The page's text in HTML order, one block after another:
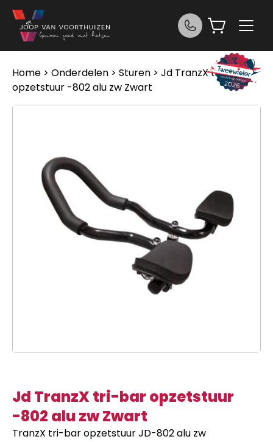
Ga naar de inhoud
Home > Onderdelen > Sturen > Jd TranzX tri-bar
opzetstuur -802 alu zw Zwart
Jd TranzX tri-bar opzetstuur
-802 alu zw Zwart
TranzX tri-bar opzetstuur JD-802 alu zw